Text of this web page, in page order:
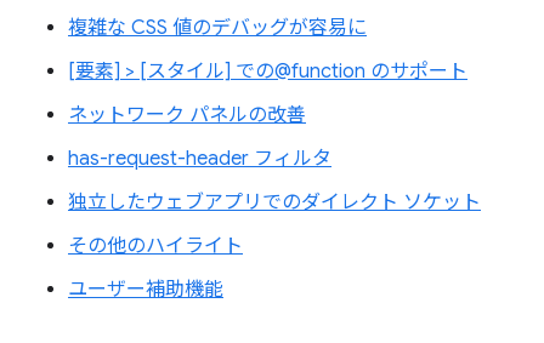
複雑な CSS 値のデバッグが容易に
[要素] > [スタイル] での@function のサポート
ネットワーク パネルの改善
has-request-header フィルタ
独立したウェブアプリでのダイレクト ソケット
その他のハイライト
ユーザー補助機能